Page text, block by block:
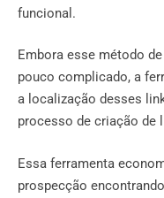
funcional.
Embora esse método
pouco complicado, a
a localização desses
processo de criação de
Essa ferramenta
prospecção